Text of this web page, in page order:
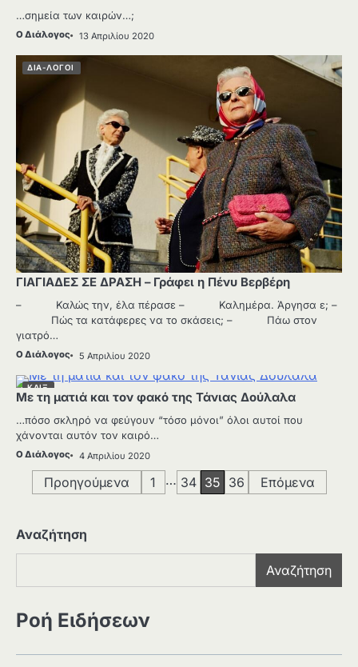
…σημεία των καιρών…;
Ο Διάλογος 13 Απριλίου 2020
ΔΙΑ-ΛΟΓΟΙ
ΓΙΑΓΙΑΔΕΣ ΣΕ ΔΡΑΣΗ – Γράφει η Πένυ Βερβέρη
– Καλώς την, έλα πέρασε – Καλημέρα. Άργησα ε; –
Πώς τα κατάφερες να το σκάσεις; – Πάω στον
γιατρό…
Ο Διάλογος 5 Απριλίου 2020
ΚΛΙΞ
Με τη ματιά και τον φακό της Τάνιας Δούλαλα
…πόσο σκληρό να φεύγουν “τόσο μόνοι” όλοι αυτοί που
χάνονται αυτόν τον καιρό…
Ο Διάλογος 4 Απριλίου 2020
Σελιδοποίηση
Προηγούμενα 1 … 34 35 36 Επόμενα
Αναζήτηση
Αναζήτηση
Ροή Ειδήσεων